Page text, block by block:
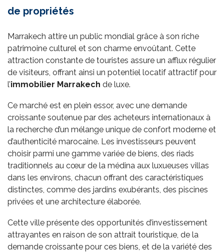
de propriétés
Marrakech attire un public mondial grâce à son riche
patrimoine culturel et son charme envoûtant. Cette
attraction constante de touristes assure un afflux régulier
de visiteurs, offrant ainsi un potentiel locatif attractif pour
l’immobilier Marrakech de luxe.
Ce marché est en plein essor, avec une demande
croissante soutenue par des acheteurs internationaux à
la recherche d’un mélange unique de confort moderne et
d’authenticité marocaine. Les investisseurs peuvent
choisir parmi une gamme variée de biens, des riads
traditionnels au cœur de la médina aux luxueuses villas
dans les environs, chacun offrant des caractéristiques
distinctes, comme des jardins exubérants, des piscines
privées et une architecture élaborée.
Cette ville présente des opportunités d’investissement
attrayantes en raison de son attrait touristique, de la
demande croissante pour ces biens, et de la variété des